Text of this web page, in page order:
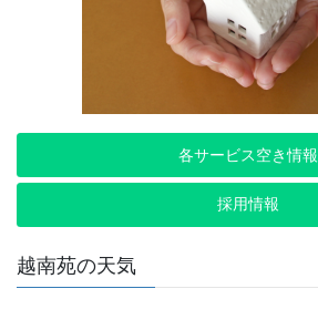
各サービス空き情報
採用情報
越南苑の天気